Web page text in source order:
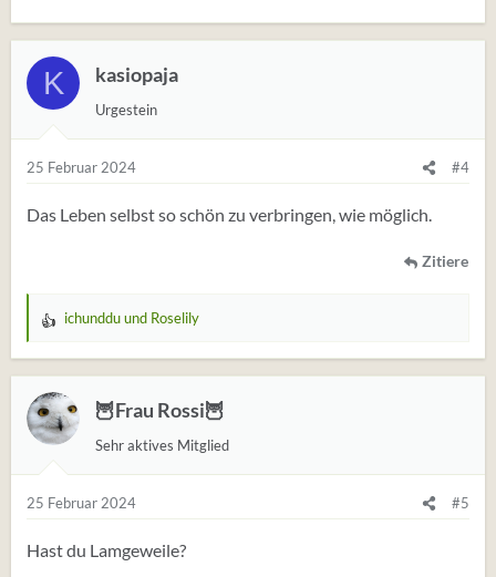
K kasiopaja
Urgestein
25 Februar 2024 #4
Das Leben selbst so schön zu verbringen, wie möglich.
Zitiere
W
r
t
u
n
e
n
:
ichundduund Roselily
🦉Frau Rossi🦉
Sehr aktives Mitglied
25 Februar 2024 #5
Hast du Lamgeweile?